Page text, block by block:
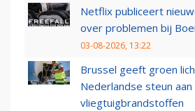
Netflix publiceert
over problemen bij
03-08-2026, 13:22
Brussel geeft groen
Nederlandse steun
vliegtuigbrandstoffen